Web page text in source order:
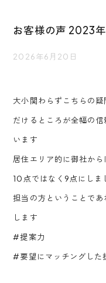
お客様の声 2023
2026年6月20日
大小関わらずこちらの
だけるところが全幅の
います
居住エリア的に御社から
10点ではなく9点にしま
担当の方ということで
します
#提案力
#要望にマッチングした